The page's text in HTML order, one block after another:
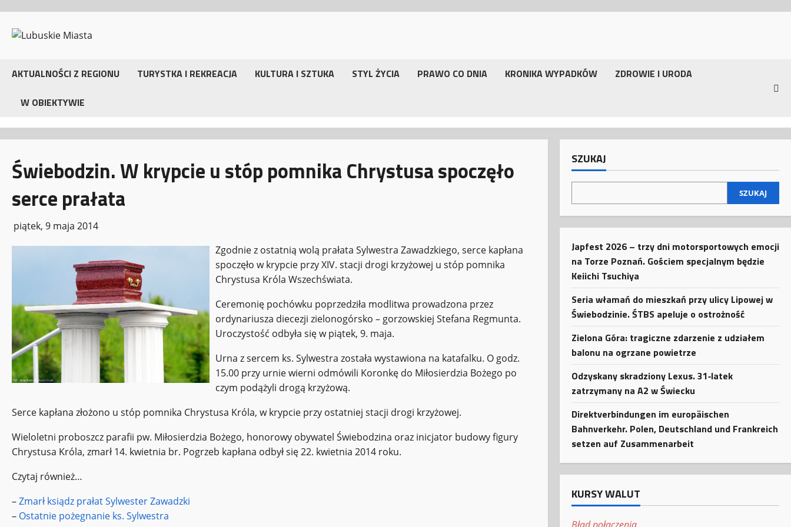
AKTUALNOŚCI Z REGIONU TURYSTKA I REKREACJA KULTURA I SZTUKA STYL ŻYCIA PRAWO CO DNIA KRONIKA WYPADKÓW ZDROWIE I URODA
W OBIEKTYWIE
Świebodzin. W krypcie u stóp pomnika Chrystusa spoczęło
serce prałata
piątek, 9 maja 2014
Zgodnie z ostatnią wolą prałata Sylwestra Zawadzkiego, serce kapłana
spoczęło w krypcie przy XIV. stacji drogi krzyżowej u stóp pomnika
Chrystusa Króla Wszechświata.
Ceremonię pochówku poprzedziła modlitwa prowadzona przez
ordynariusza diecezji zielonogórsko – gorzowskiej Stefana Regmunta.
Uroczystość odbyła się w piątek, 9. maja.
Urna z sercem ks. Sylwestra została wystawiona na katafalku. O godz.
15.00 przy urnie wierni odmówili Koronkę do Miłosierdzia Bożego po
czym podążyli drogą krzyżową.
Serce kapłana złożono u stóp pomnika Chrystusa Króla, w krypcie przy ostatniej stacji drogi krzyżowej.
Wieloletni proboszcz parafii pw. Miłosierdzia Bożego, honorowy obywatel Świebodzina oraz inicjator budowy figury
Chrystusa Króla, zmarł 14. kwietnia br. Pogrzeb kapłana odbył się 22. kwietnia 2014 roku.
Czytaj również…
–Zmarł ksiądz prałat Sylwester Zawadzki
– Ostatnie pożegnanie ks. Sylwestra
SZUKAJ
SZUKAJ
Japfest 2026 – trzy dni motorsportowych emocji
na Torze Poznań. Gościem specjalnym będzie
Keiichi Tsuchiya
Seria włamań do mieszkań przy ulicy Lipowej w
Świebodzinie. ŚTBS apeluje o ostrożność
Zielona Góra: tragiczne zdarzenie z udziałem
balonu na ogrzane powietrze
Odzyskany skradziony Lexus. 31‑latek
zatrzymany na A2 w Świecku
Direktverbindungen im europäischen
Bahnverkehr. Polen, Deutschland und Frankreich
setzen auf Zusammenarbeit
KURSY WALUT